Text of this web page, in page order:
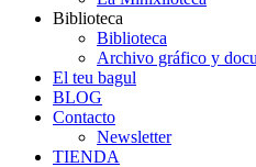
Biblioteca
Biblioteca
Archivo gráfico y
El teu bagul
BLOG
Contacto
Newsletter
TIENDA